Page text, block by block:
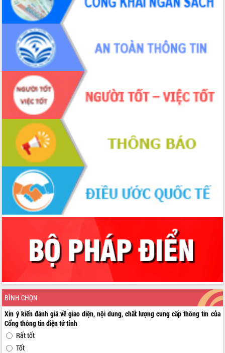
BÌNH CHỌN
Xin ý kiến đánh giá về giao diện, nội dung, chất lượng cung cấp thông tin của
Cổng thông tin điện tử tỉnh
Rất tốt
Tốt